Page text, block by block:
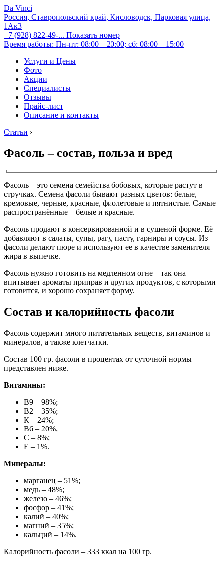
Da Vinci
Россия, Ставропольский край, Кисловодск, Парковая улица,
1Ак3
+7 (928) 822-49-... Показать номер
Время работы: Пн-пт: 08:00—20:00; сб: 08:00—15:00
Услуги и Цены
Фото
Акции
Специалисты
Отзывы
Прайс-лист
Описание и контакты
Статьи ›
Фасоль – состав, польза и вред
Фасоль – это семена семейства бобовых, которые растут в
стручках. Семена фасоли бывают разных цветов: белые,
кремовые, черные, красные, фиолетовые и пятнистые. Самые
распространённые – белые и красные.
Фасоль продают в консервированной и в сушеной форме. Её
добавляют в салаты, супы, рагу, пасту, гарниры и соусы. Из
фасоли делают пюре и используют ее в качестве заменителя
жира в выпечке.
Фасоль нужно готовить на медленном огне – так она
впитывает ароматы приправ и других продуктов, с которыми
готовится, и хорошо сохраняет форму.
Состав и калорийность фасоли
Фасоль содержит много питательных веществ, витаминов и
минералов, а также клетчатки.
Состав 100 гр. фасоли в процентах от суточной нормы
представлен ниже.
Витамины:
В9 – 98%;
В2 – 35%;
К – 24%;
В6 – 20%;
С – 8%;
Е – 1%.
Минералы:
марганец – 51%;
медь – 48%;
железо – 46%;
фосфор – 41%;
калий – 40%;
магний – 35%;
кальций – 14%.
Калорийность фасоли – 333 ккал на 100 гр.